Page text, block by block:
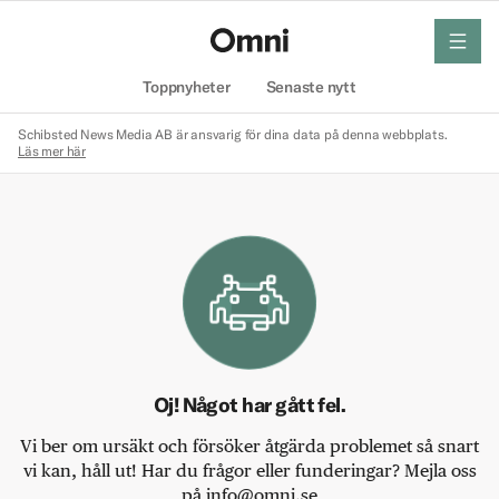
Toppnyheter Senaste nytt
meny
Schibsted News Media AB är ansvarig för dina data på denna webbplats.
Läs mer här
Oj! Något har gått fel.
Vi ber om ursäkt och försöker åtgärda problemet så snart
vi kan, håll ut! Har du frågor eller funderingar? Mejla oss